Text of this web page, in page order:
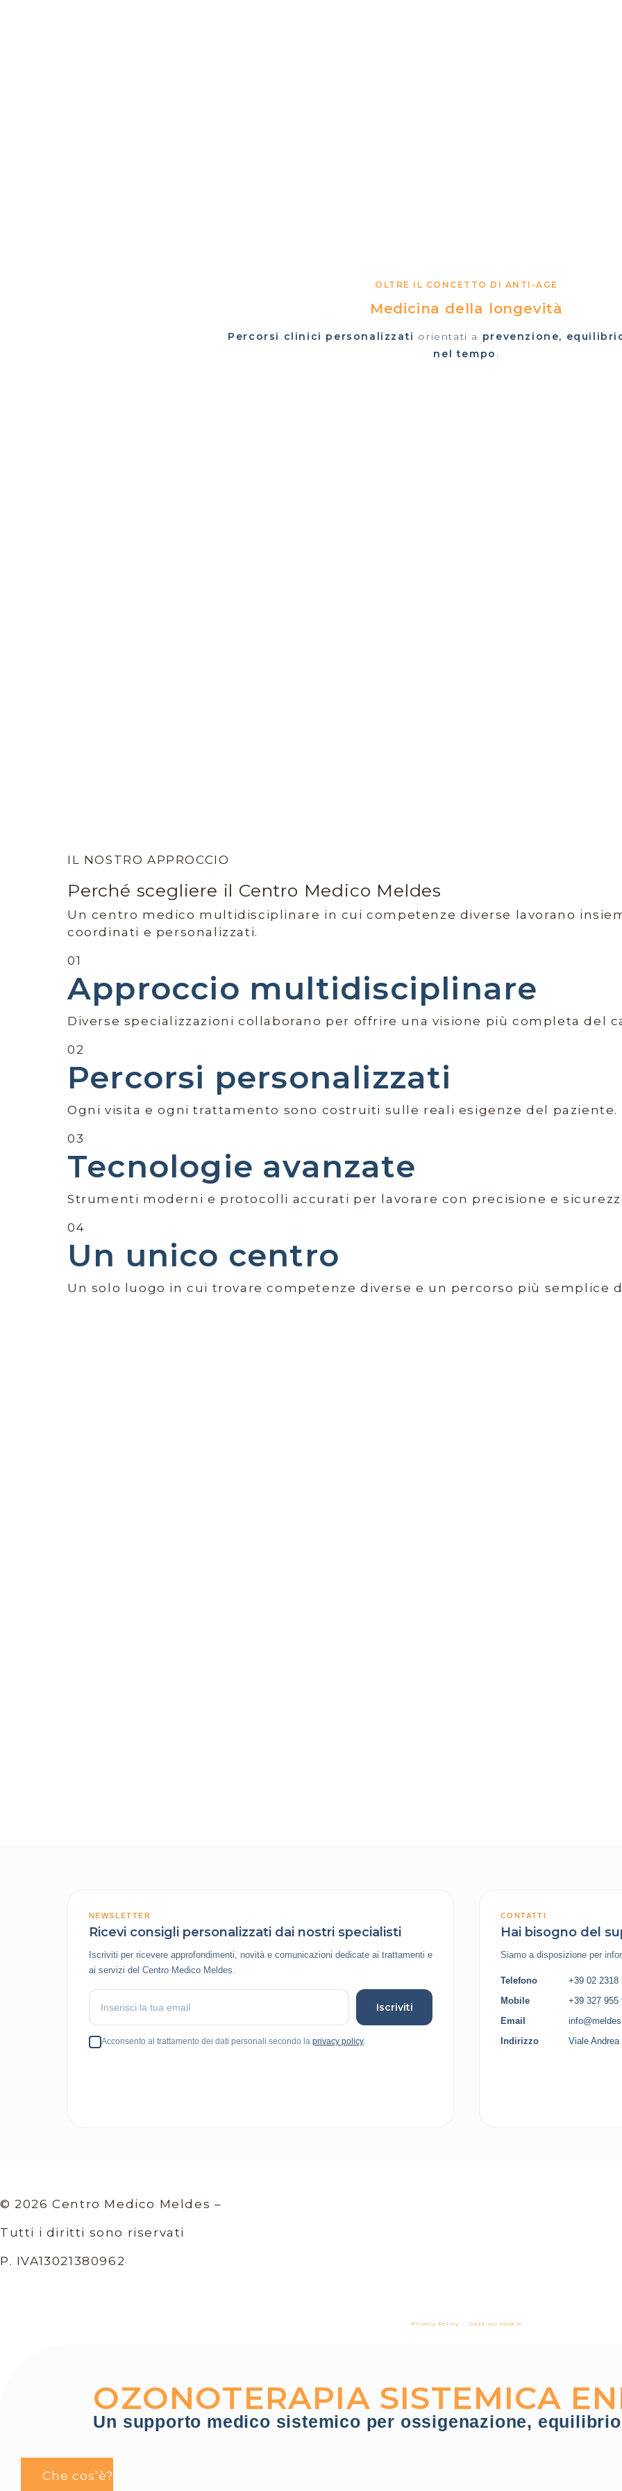
OLTRE IL CONCETTO DI ANTI-AGE
Medicina della longevità
Percorsi clinici personalizzati orientati a prevenzione,
nel tempo .
IL NOSTRO APPROCCIO
Perché scegliere il Centro Medico Meldes
Un centro medico multidisciplinare in cui competenze diverse lavorano
coordinati e personalizzati.
01
Approccio multidisciplinare
Diverse specializzazioni collaborano per offrire una visione più completa del
02
Percorsi personalizzati
Ogni visita e ogni trattamento sono costruiti sulle reali esigenze del paziente.
03
Tecnologie avanzate
Strumenti moderni e protocolli accurati per lavorare con precisione e
04
Un unico centro
Un solo luogo in cui trovare competenze diverse e un percorso più semplice
NEWSLETTER
Ricevi consigli personalizzati dai nostri specialisti
Iscriviti per ricevere approfondimenti, novità e comunicazioni dedicate ai trattamenti e
ai servizi del Centro Medico Meldes.
Iscriviti
Acconsento al trattamento dei dati personali secondo la privacy policy.
CONTATTI
Hai bisogno del
Siamo a disposizione per
Telefono
+39 02 2318
Mobile
+39 327 955
Email
Indirizzo
Viale
© 2026 Centro Medico Meldes –
Tutti i diritti sono riservati
P. IVA13021380962
Privacy Policy • Gestisci cookie
OZONOTERAPIA SISTEMICA
Un supporto medico sistemico per ossigenazione,
Che cos’è?